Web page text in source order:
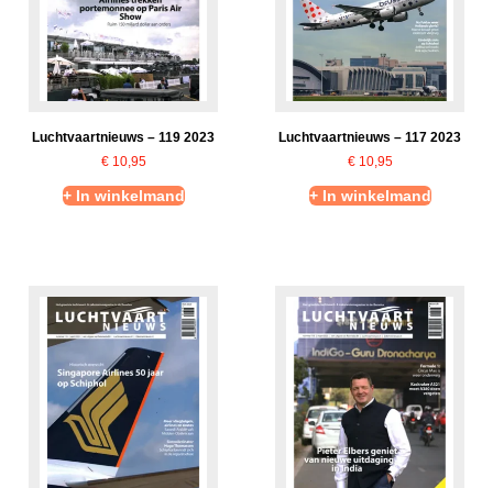
Luchtvaartnieuws – 119 2023
€10,95
+ In winkelmand
Luchtvaartnieuws – 117 2023
€10,95
+ In winkelmand